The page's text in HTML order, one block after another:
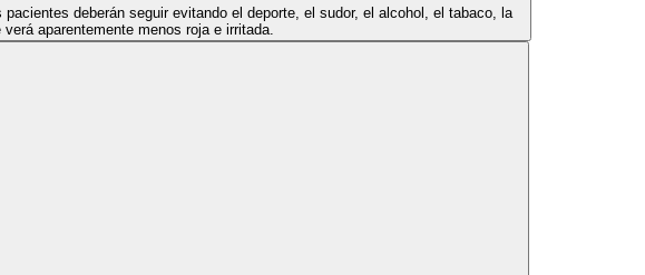
deberán seguir evitando el deporte, el sudor, el alcohol, el tabaco, la
aparentemente menos roja e irritada.